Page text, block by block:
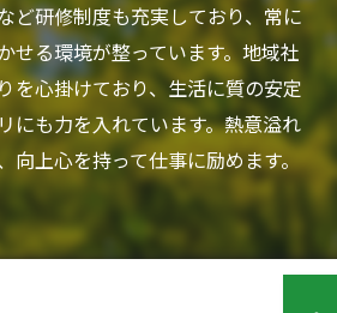
ど研修制度も充実しており、常に
せる環境が整っています。地域社
を心掛けており、生活に質の安定
にも力を入れています。熱意溢れ
向上心を持って仕事に励めます。